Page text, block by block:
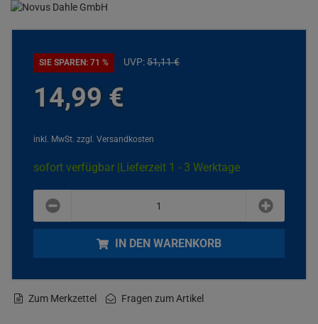
SIE SPAREN: 71 % UVP:51,11€
14,99 €
inkl. MwSt. zzgl. Versandkosten
sofort verfügbar |Lieferzeit 1 - 3 Werktage
minus
IN DEN WARENKORB
Zum Merkzettel Fragen zum Artikel